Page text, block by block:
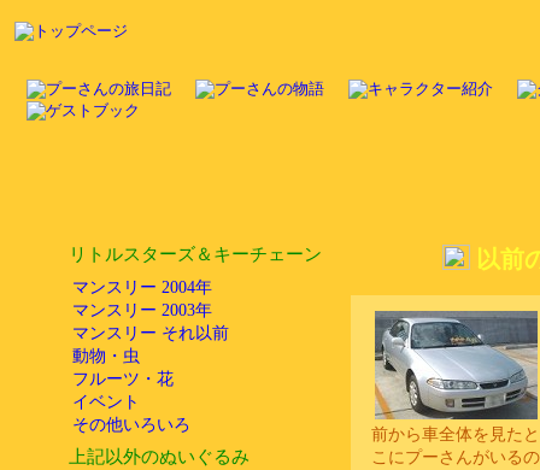
リトルスターズ＆キーチェーン
マンスリー 2004年
マンスリー 2003年
マンスリー それ以前
動物・虫
フルーツ・花
イベント
その他いろいろ
上記以外のぬいぐるみ
以前
前から車全体を見た
こにプーさんがいる